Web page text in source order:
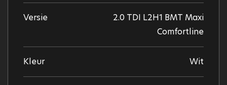
Versie
2.0 TDI L2H1 BMT Maxi
Comfortline
Kleur Wit